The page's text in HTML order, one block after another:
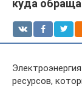
куда
ресурсов,